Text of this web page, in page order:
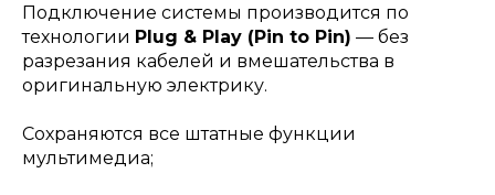
Подключение системы производится по
технологии Plug & Play (Pin to Pin) — без
разрезания кабелей и вмешательства в
оригинальную электрику.
Сохраняются все штатные функции
мультимедиа;